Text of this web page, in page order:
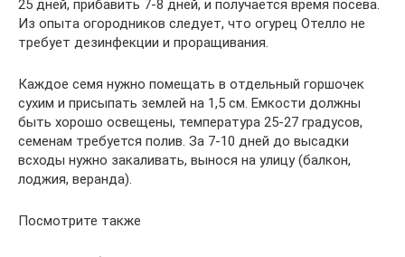
25 дней, прибавить 7-8 дней, и получается время посева.
Из опыта огородников следует, что огурец Отелло не
требует дезинфекции и проращивания.
Каждое семя нужно помещать в отдельный горшочек
сухим и присыпать землей на 1,5 см. Емкости должны
быть хорошо освещены, температура 25-27 градусов,
семенам требуется полив. За 7-10 дней до высадки
всходы нужно закаливать, вынося на улицу (балкон,
лоджия, веранда).
Посмотрите также